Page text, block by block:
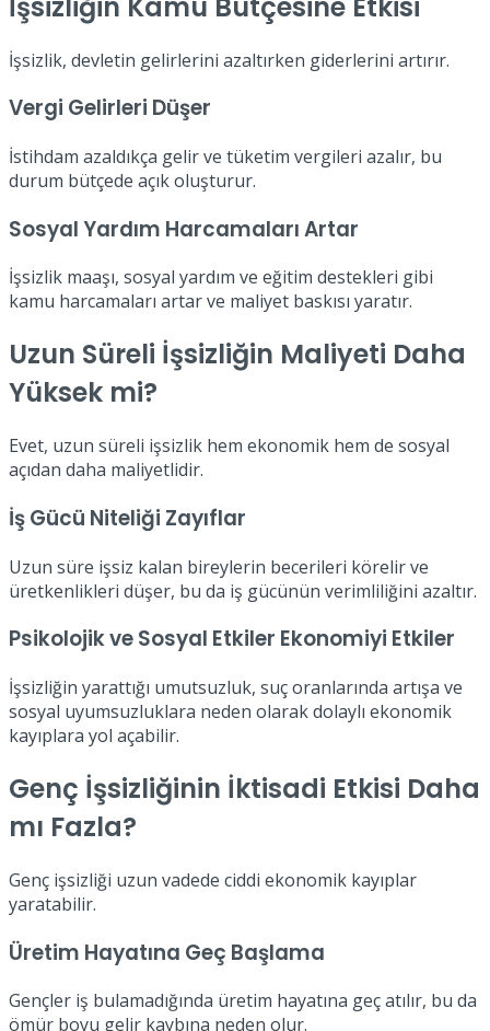
İşsizlik, devletin gelirlerini azaltırken giderlerini artırır.
Vergi Gelirleri Düşer
İstihdam azaldıkça gelir ve tüketim vergileri azalır, bu
durum bütçede açık oluşturur.
Sosyal Yardım Harcamaları Artar
İşsizlik maaşı, sosyal yardım ve eğitim destekleri gibi
kamu harcamaları artar ve maliyet baskısı yaratır.
Uzun Süreli İşsizliğin Maliyeti Daha
Yüksek mi?
Evet, uzun süreli işsizlik hem ekonomik hem de sosyal
açıdan daha maliyetlidir.
İş Gücü Niteliği Zayıflar
Uzun süre işsiz kalan bireylerin becerileri körelir ve
üretkenlikleri düşer, bu da iş gücünün verimliliğini azaltır.
Psikolojik ve Sosyal Etkiler Ekonomiyi Etkiler
İşsizliğin yarattığı umutsuzluk, suç oranlarında artışa ve
sosyal uyumsuzluklara neden olarak dolaylı ekonomik
kayıplara yol açabilir.
Genç İşsizliğinin İktisadi Etkisi Daha
mı Fazla?
Genç işsizliği uzun vadede ciddi ekonomik kayıplar
yaratabilir.
Üretim Hayatına Geç Başlama
Gençler iş bulamadığında üretim hayatına geç atılır, bu da
ömür boyu gelir kaybına neden olur.